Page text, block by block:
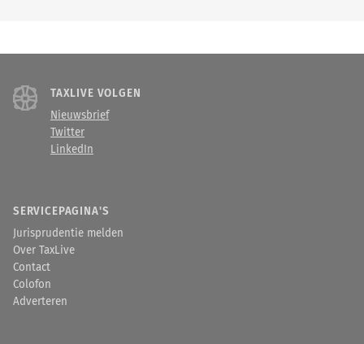
TAXLIVE VOLGEN
Nieuwsbrief
Twitter
LinkedIn
SERVICEPAGINA'S
Jurisprudentie melden
Over TaxLive
Contact
Colofon
Adverteren